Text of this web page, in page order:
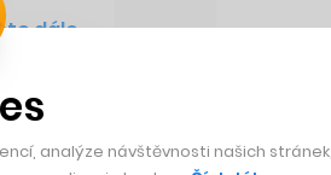
dále
analýze návštěvnosti našich stránek,